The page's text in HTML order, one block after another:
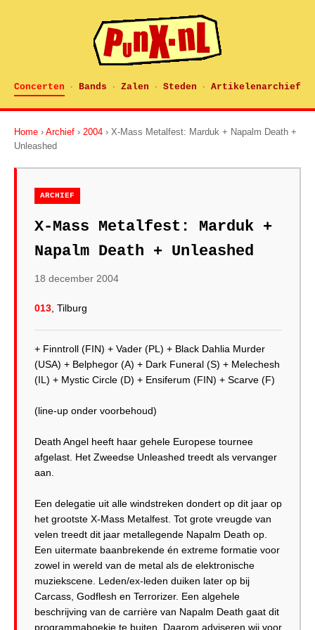
Concerten · Bands · Zalen · Steden · Artikelenarchief
Home › Archief › 2004 › X-Mass Metalfest: Marduk + Napalm Death +
Unleashed
ARCHIEF
X-Mass Metalfest: Marduk +
Napalm Death + Unleashed
18 december 2004
013 , Tilburg
+ Finntroll (FIN) + Vader (PL) + Black Dahlia Murder
(USA) + Belphegor (A) + Dark Funeral (S) + Melechesh
(IL) + Mystic Circle (D) + Ensiferum (FIN) + Scarve (F)
(line-up onder voorbehoud)
Death Angel heeft haar gehele Europese tournee
afgelast. Het Zweedse Unleashed treedt als vervanger
aan.
Een delegatie uit alle windstreken dondert op dit jaar op
het grootste X-Mass Metalfest. Tot grote vreugde van
velen treedt dit jaar metallegende Napalm Death op.
Een uitermate baanbrekende én extreme formatie voor
zowel in wereld van de metal als de elektronische
muziekscene. Leden/ex-leden duiken later op bij
Carcass, Godflesh en Terrorizer. Een algehele
beschrijving van de carrière van Napalm Death gaat dit
programmaboekje te buiten. Daarom adviseren wij voor